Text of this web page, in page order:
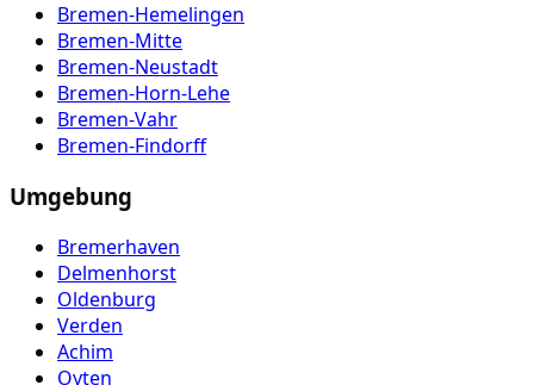
Bremen-Hemelingen
Bremen-Mitte
Bremen-Neustadt
Bremen-Horn-Lehe
Bremen-Vahr
Bremen-Findorff
Umgebung
Bremerhaven
Delmenhorst
Oldenburg
Verden
Achim
Oyten